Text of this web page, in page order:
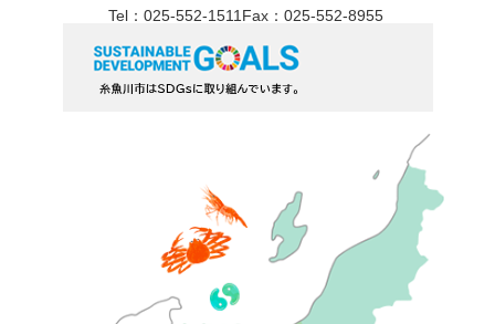
Tel：025-552-1511 Fax：025-552-8955